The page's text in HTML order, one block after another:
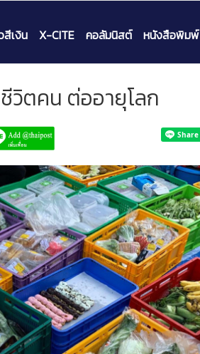
สีเงิน X-CITE คอลัมนิสต์ หนังสือพิมพ์
วิตคน ต่ออายุโลก